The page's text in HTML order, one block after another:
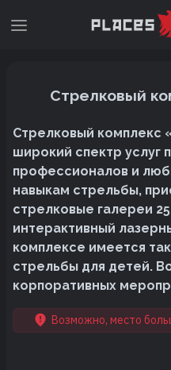
Стрелковый
Стрелковый комплекс
широкий спектр услуг
профессионалов и
навыкам стрельбы,
стрелковые галереи
интерактивный
комплексе имеется
стрельбы для детей.
корпоративных
Возможно, место